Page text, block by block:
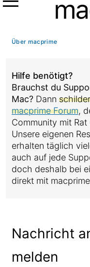
Menü
Über macprime
Hilfe benötigt?
Brauchst du
Mac? Dann
macprime Forum,
Community mit
Unsere eigenen
erhalten täglich
auch auf jede
doch deshalb bei
direkt mit
Nachricht
melden